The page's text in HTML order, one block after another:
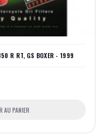
R RT, GS BOXER - 1999
AU PANIER